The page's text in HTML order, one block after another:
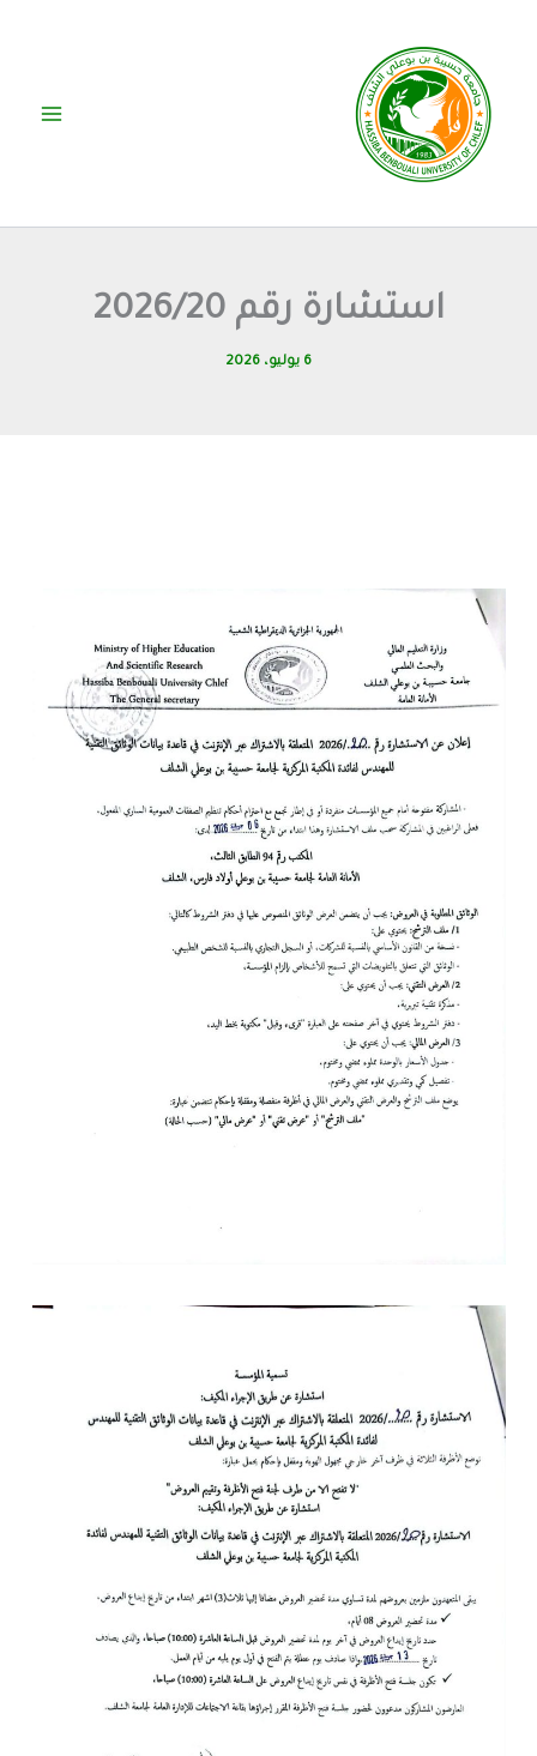
المحتوى
استشارة رقم 2026/20
6 يوليو، 2026